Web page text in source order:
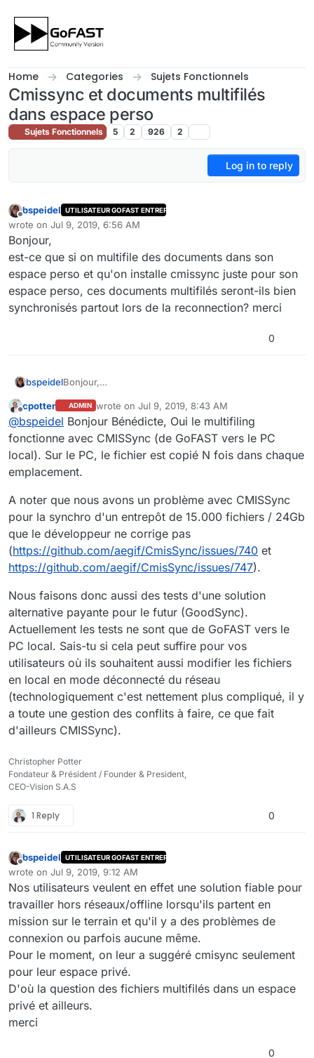
Home Categories Sujets Fonctionnels
Cmissync et documents multifilés
dans espace perso
Sujets Fonctionnels 5 2 926 2
Log in to reply
Offline
bspeidel UTILISATEUR GOFAST ENTREPRISE
wrote on Jul 9, 2019, 6:56 AM
last edited by
Bonjour,
est-ce que si on multifile des documents dans son
espace perso et qu'on installe cmissync juste pour son
espace perso, ces documents multifilés seront-ils bien
synchronisés partout lors de la reconnection? merci
0
bspeidelBonjour,
espace perso et qu'on installe cmissync juste pour
son espace perso, ces documents multifilés seront-ils
bien synchronisés partout lors de la reconnection?
merci
Offline
cpotter ADMIN wrote on Jul 9, 2019, 8:43 AM
last edited by cpotter Jul 9, 2019, 11:16 PM
@bspeidel Bonjour Bénédicte, Oui le multifiling
fonctionne avec CMISSync (de GoFAST vers le PC
local). Sur le PC, le fichier est copié N fois dans chaque
emplacement.
A noter que nous avons un problème avec CMISSync
pour la synchro d'un entrepôt de 15.000 fichiers / 24Gb
que le développeur ne corrige pas
(https://github.com/aegif/CmisSync/issues/740 et
https://github.com/aegif/CmisSync/issues/747).
Nous faisons donc aussi des tests d'une solution
alternative payante pour le futur (GoodSync).
Actuellement les tests ne sont que de GoFAST vers le
PC local. Sais-tu si cela peut suffire pour vos
utilisateurs où ils souhaitent aussi modifier les fichiers
en local en mode déconnecté du réseau
(technologiquement c'est nettement plus compliqué, il y
a toute une gestion des conflits à faire, ce que fait
d'ailleurs CMISSync).
Christopher Potter
Fondateur & Président / Founder & President,
CEO-Vision S.A.S
1 Reply 0
Offline
bspeidel UTILISATEUR GOFAST ENTREPRISE
wrote on Jul 9, 2019, 9:12 AM
last edited by
Nos utilisateurs veulent en effet une solution fiable pour
travailler hors réseaux/offline lorsqu'ils partent en
mission sur le terrain et qu'il y a des problèmes de
connexion ou parfois aucune même.
Pour le moment, on leur a suggéré cmisync seulement
pour leur espace privé.
D'où la question des fichiers multifilés dans un espace
privé et ailleurs.
merci
0